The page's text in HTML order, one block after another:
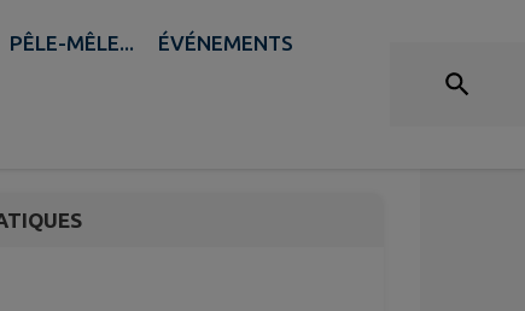
PÊLE-MÊLE... ÉVÉNEMENTS